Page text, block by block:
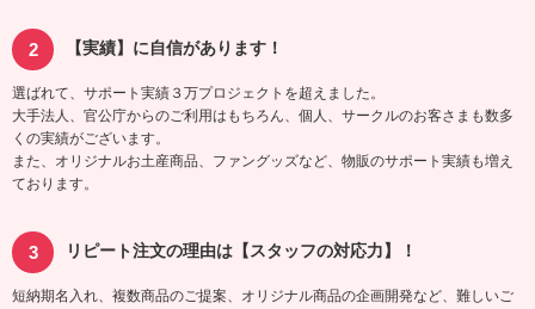
【実績】に自信があります！
選ばれて、サポート実績３万プロジェクトを超えました。
大手法人、官公庁からのご利用はもちろん、個人、サークルのお客さまも数多
くの実績がございます。
また、オリジナルお土産商品、ファングッズなど、物販のサポート実績も増え
ております。
リピート注文の理由は【スタッフの対応力】！
短納期名入れ、複数商品のご提案、オリジナル商品の企画開発など、難しいご